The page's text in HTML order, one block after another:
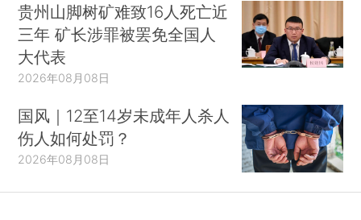
贵州山脚树矿难致16人死亡近
三年 矿长涉罪被罢免全国人
大代表
2026年08月08日
国风｜12至14岁未成年人杀人
伤人如何处罚？
2026年08月08日